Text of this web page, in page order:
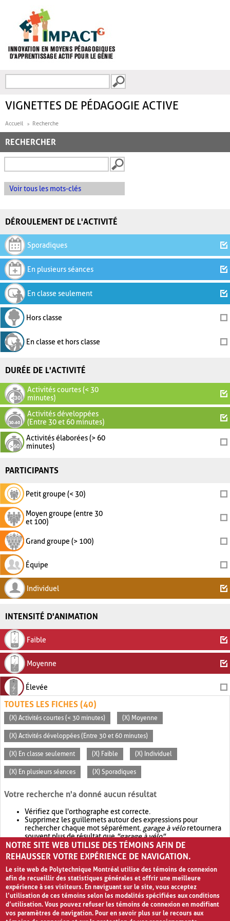
FORMULAIRE DE
VIGNETTES DE PÉDAGOGIE ACTIVE
Accueil Recherche
RECHERCHER
Voir tous les mots-clés
DÉROULEMENT DE L'ACTIVITÉ
Sporadiques
En plusieurs séances
En classe seulement
Hors classe
En classe et hors classe
DURÉE DE L'ACTIVITÉ
Activités courtes (< 30
minutes)
Activités développées
(Entre 30 et 60 minutes)
Activités élaborées (> 60
minutes)
PARTICIPANTS
Petit groupe (< 30)
Moyen groupe (entre 30
et 100)
Grand groupe (> 100)
Équipe
Individuel
INTENSITÉ D'ANIMATION
Faible
Moyenne
Élevée
TOUTES LES FICHES (40)
(X) Activités courtes (< 30 minutes) (X) Moyenne
(X) Activités développées (Entre 30 et 60 minutes)
(X) En classe seulement (X) Faible (X) Individuel
(X) En plusieurs séances (X) Sporadiques
Votre recherche n'a donné aucun résultat
Vérifiez que l'orthographe est correcte.
Supprimez les guillemets autour des expressions pour
rechercher chaque mot séparément. garage à véloretournera
souvent plus de résultat que"garage à vélo".
Envisagez d'élargir votre recherche avec OR.garage OR vélo
retournera souvent plus de résultat quegarage à vélo
NOTRE SITE WEB UTILISE DES TÉMOINS AFIN DE
REHAUSSER VOTRE EXPÉRIENCE DE NAVIGATION.
Le site web de Polytechnique Montréal utilise des témoins de connexion
afin de recueillir des statistiques générales et offrir une meilleure
expérience à ses visiteurs. En naviguant sur le site, vous acceptez
l’utilisation de ces témoins selon les modalités spécifiées aux conditions
d’utilisation. Vous pouvez refuser les témoins de connexion en modifiant
vos paramètres de navigation. Pour en savoir plus sur le recours aux